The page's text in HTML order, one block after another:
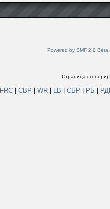
Powered by SMF 2.0 Beta
Страница
FRC СВР WR LB СБР РБ